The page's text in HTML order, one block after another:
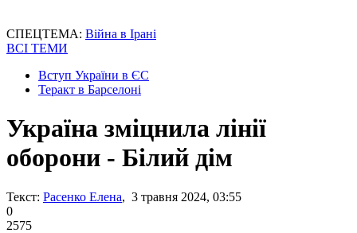
СПЕЦТЕМА: Війна в Ірані
ВСІ ТЕМИ
Вступ України в ЄС
Теракт в Барселоні
Україна зміцнила лінії
оборони - Білий дім
Текст: Расенко Елена, 3 травня 2024, 03:55
0
2575